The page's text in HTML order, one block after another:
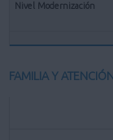
FAMILIA Y